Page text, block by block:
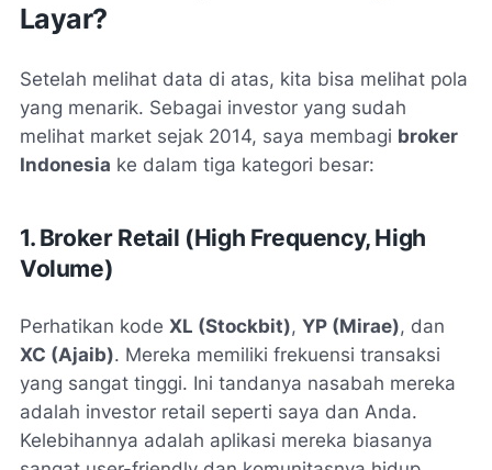
Layar?
Setelah melihat data di atas, kita bisa melihat pola
yang menarik. Sebagai investor yang sudah
melihat market sejak 2014, saya membagi broker
Indonesia ke dalam tiga kategori besar:
1. Broker Retail (High Frequency, High
Volume)
Perhatikan kode XL (Stockbit), YP (Mirae), dan
XC (Ajaib). Mereka memiliki frekuensi transaksi
yang sangat tinggi. Ini tandanya nasabah mereka
adalah investor retail seperti saya dan Anda.
Kelebihannya adalah aplikasi mereka biasanya